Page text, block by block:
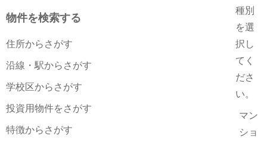
物件を検索する
住所からさがす
沿線・駅からさがす
学校区からさがす
投資用物件をさがす
特徴からさがす
種別
を選
択し
てく
ださ
い。
マン
ショ